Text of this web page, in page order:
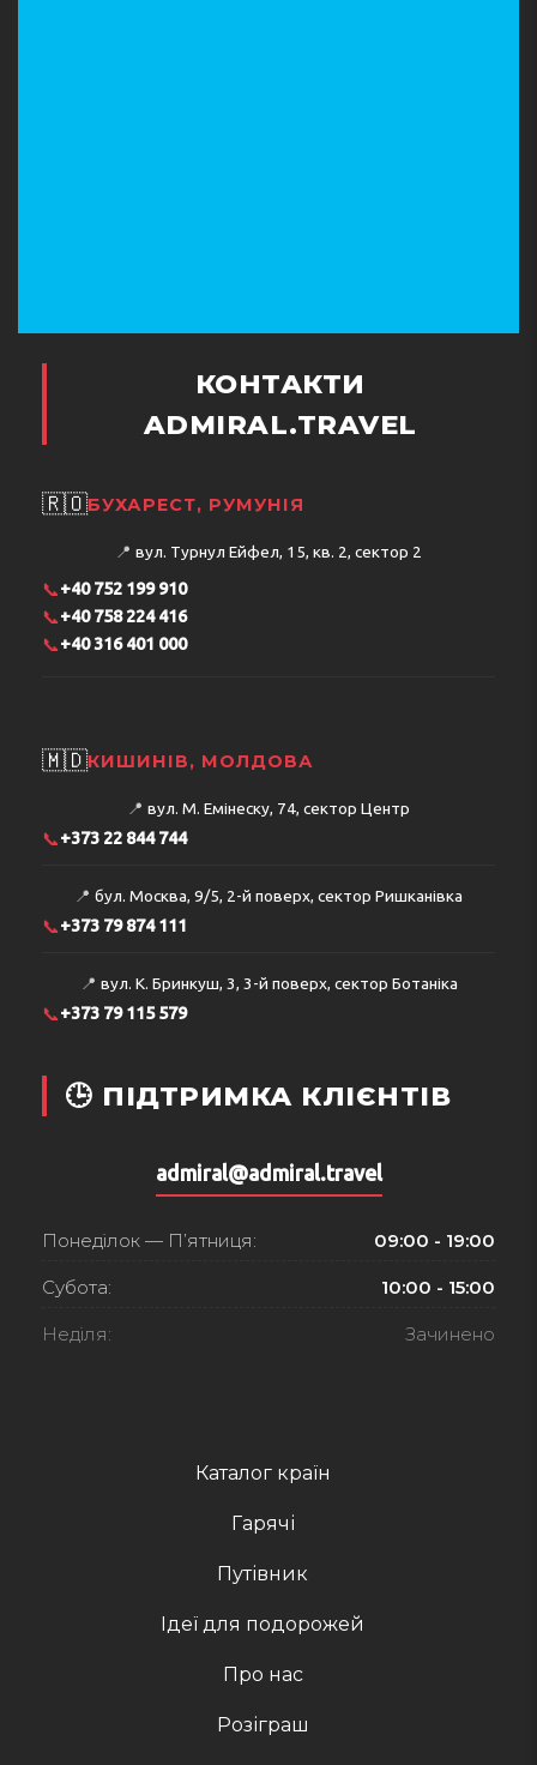
Каталог країн
Гарячі
Путівник
Ідеї для подорожей
Про нас
Розіграш
КОНТАКТИ
ADMIRAL.TRAVEL
🇷🇴БУХАРЕСТ, РУМУНІЯ
📍 вул. Турнул Ейфел, 15, кв. 2, сектор 2
📞+40 752 199 910
📞+40 758 224 416
📞+40 316 401 000
🇲🇩КИШИНІВ, МОЛДОВА
📍 вул. М. Емінеску, 74, сектор Центр
📞+373 22 844 744
📍 бул. Москва, 9/5, 2-й поверх, сектор Ришканівка
📞+373 79 874 111
📍 вул. К. Бринкуш, 3, 3-й поверх, сектор Ботаніка
📞+373 79 115 579
🕒 ПІДТРИМКА КЛІЄНТІВ
admiral@admiral.travel
Понеділок — П’ятниця: 09:00 - 19:00
Субота: 10:00 - 15:00
Неділя: Зачинено